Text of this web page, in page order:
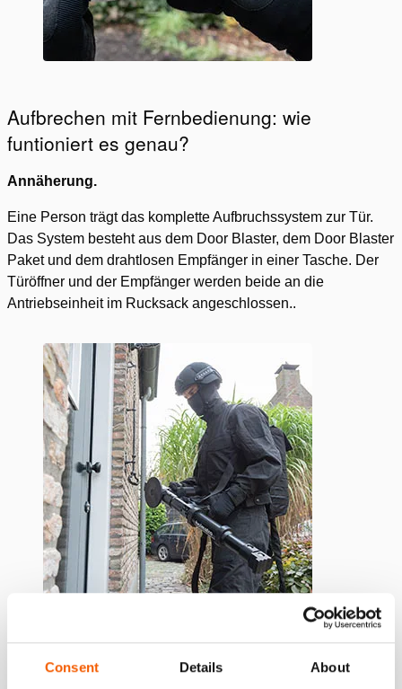
Consent Details About
Aufbrechen mit Fernbedienung: wie
funtioniert es genau?
Annäherung.
Eine Person trägt das komplette Aufbruchssystem zur Tür.
Das System besteht aus dem Door Blaster, dem Door Blaster
Paket und dem drahtlosen Empfänger in einer Tasche. Der
Türöffner und der Empfänger werden beide an die
Antriebseinheit im Rucksack angeschlossen..